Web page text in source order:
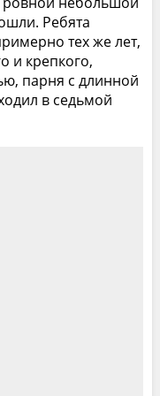
Ребята
тех же лет,
и крепкого,
парня с длинной
в седьмой